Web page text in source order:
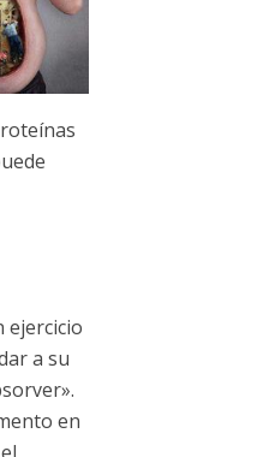
ejercicio
a su
en